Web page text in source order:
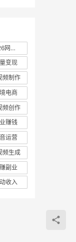
2026网赚项目
变现
频制作
电商
频创作
赚钱
运营
频生成
副业
收入